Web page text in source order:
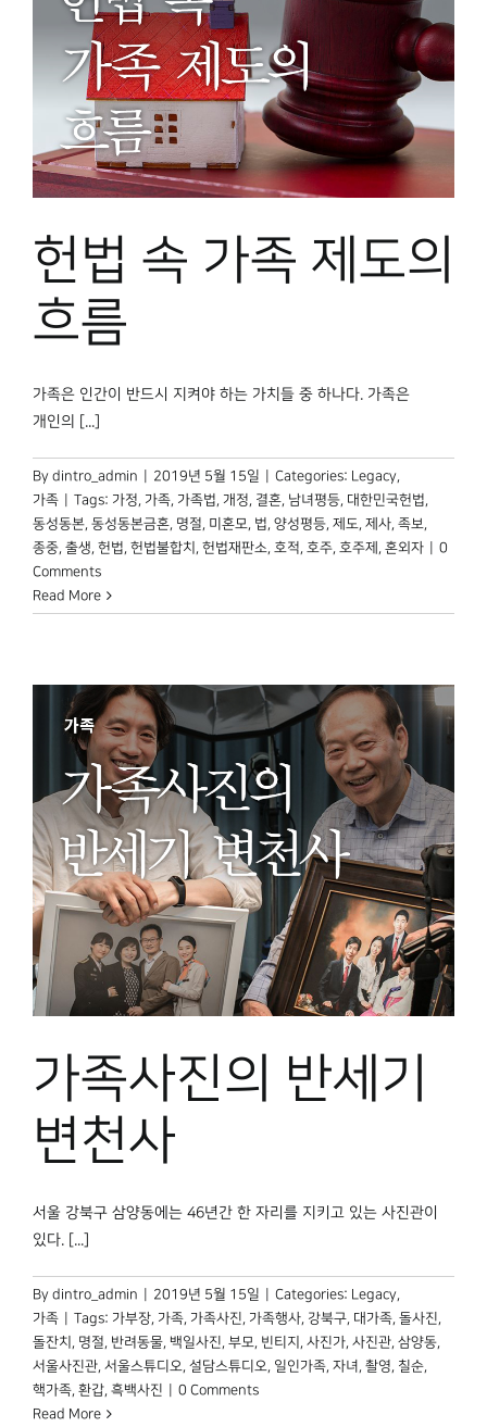
헌법 속 가족 제도의
흐름
가족은 인간이 반드시 지켜야 하는 가치들 중 하나다. 가족은
개인의 [...]
By dintro_admin 2019년 5월 15일 Categories: Legacy,
가족
Tags: 가정, 가족, 가족법, 개정, 결혼, 남녀평등, 대한민국헌법,
동성동본, 동성동본금혼, 명절, 미혼모, 법, 양성평등, 제도, 제사, 족보,
종중, 출생, 헌법, 헌법불합치 , 헌법재판소, 호적, 호주, 호주제 , 혼외자
0
Comments
Read More
가족사진의 반세기
변천사
서울 강북구 삼양동에는 46년간 한 자리를 지키고 있는 사진관이
있다. [...]
By dintro_admin 2019년 5월 15일 Categories: Legacy,
가족
Tags: 가부장, 가족, 가족사진, 가족행사, 강북구, 대가족, 돌사진,
돌잔치 , 명절, 반려동물, 백일사진, 부모, 빈티지 , 사진가, 사진관, 삼양동,
서울사진관, 서울스튜디오, 설담스튜디오, 일인가족, 자녀 , 촬영, 칠순,
핵가족, 환갑, 흑백사진
0 Comments
Read More